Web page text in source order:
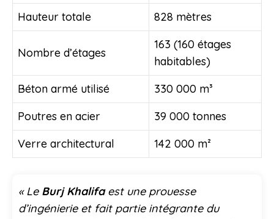
Hauteur totale 828 mètres
Nombre d’étages
163 (160 étages
habitables)
Béton armé utilisé
330 000 m³
Poutres en acier
39 000 tonnes
Verre architectural
142 000 m²
« Le Burj Khalifaest une prouesse
d’ingénierie et fait partie intégrante du